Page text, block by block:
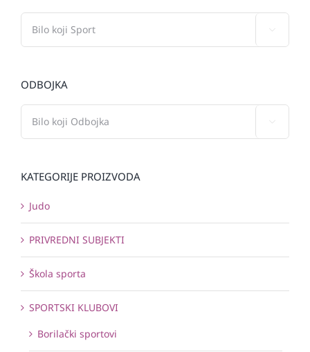
ODBOJKA
KATEGORIJE PROIZVODA
Judo
PRIVREDNI SUBJEKTI
Škola sporta
SPORTSKI KLUBOVI
Borilački sportovi